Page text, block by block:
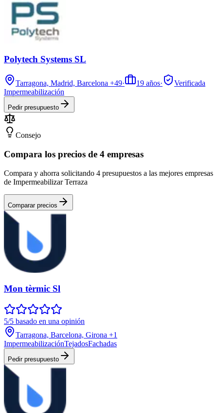
Polytech Systems SL
Tarragona, Madrid, Barcelona +49· 19 años·
Verificada
Impermeabilización
Pedir presupuesto
Consejo
Compara los precios de 4 empresas
Compara y ahorra solicitando 4 presupuestos a las mejores empresas
de Impermeabilizar Terraza
Comparar precios
Mon tèrmic Sl
5/5 basado en una opinión
Tarragona, Barcelona, Girona +1
ImpermeabilizaciónTejadosFachadas
Pedir presupuesto